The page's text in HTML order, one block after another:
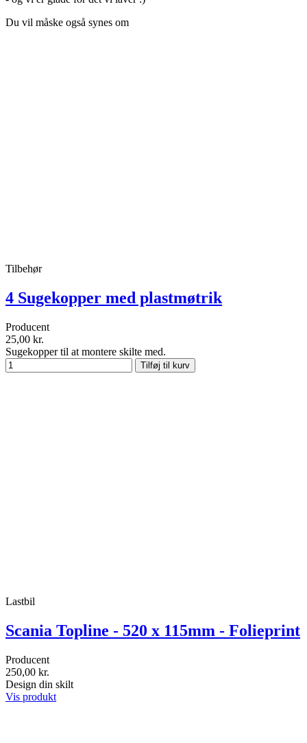
Du vil måske også synes om
Tilbehør
4 Sugekopper med plastmøtrik
Producent
25,00 kr.
Sugekopper til at montere skilte med.
Tilføj til kurv
Lastbil
Scania Topline - 520 x 115mm - Folieprint
Producent
250,00 kr.
Design din skilt
Vis produkt